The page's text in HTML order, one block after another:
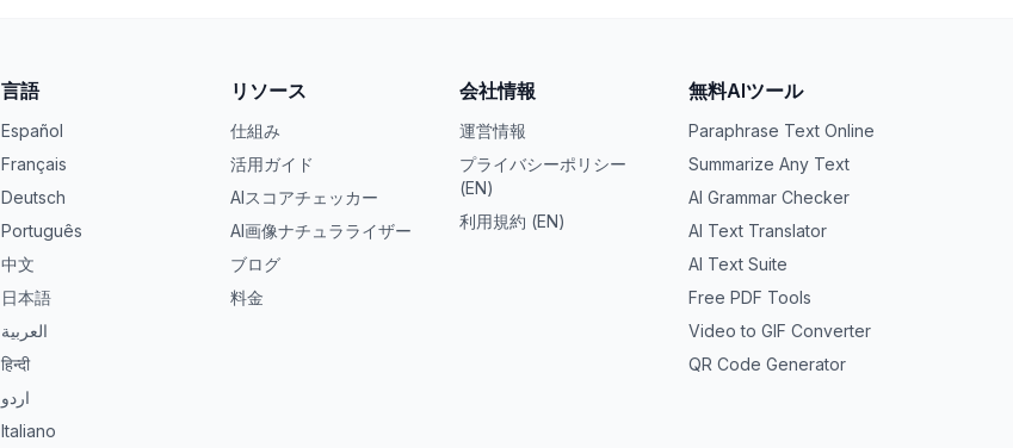
言語
Español
Français
Deutsch
Português
中文
日本語
العربية
हिन्दी
اردو
Italiano
リソース
仕組み
活用ガイド
AIスコアチェッカー
AI画像ナチュラライザー
ブログ
料金
会社情報
運営情報
プライバシーポリシー
(EN)
利用規約 (EN)
無料AIツール
Paraphrase Text Online
Summarize Any Text
AI Grammar Checker
AI Text Translator
AI Text Suite
Free PDF Tools
Video to GIF Converter
QR Code Generator